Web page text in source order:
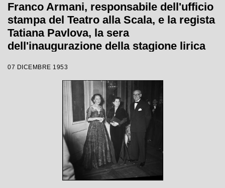
Franco Armani, responsabile dell'ufficio
stampa del Teatro alla Scala, e la regista
Tatiana Pavlova, la sera
dell'inaugurazione della stagione lirica
Alfredo Catalani, diretta da Carlo Maria
Giulini, con la regia della Pavlova stessa
07 DICEMBRE 1953